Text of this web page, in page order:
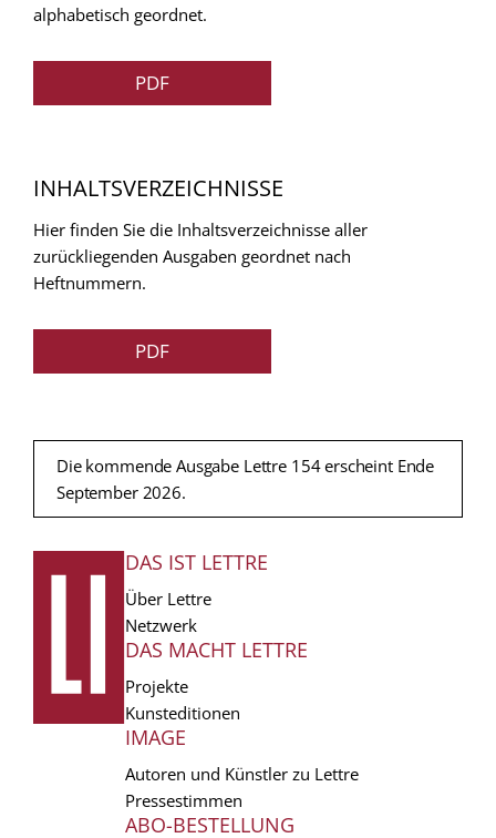
alphabetisch geordnet.
PDF
INHALTSVERZEICHNISSE
Hier finden Sie die Inhaltsverzeichnisse aller
zurückliegenden Ausgaben geordnet nach
Heftnummern.
PDF
Die kommende Ausgabe Lettre 154 erscheint Ende
September 2026.
FUSSZEILE
DAS IST LETTRE
Über Lettre
Netzwerk
DAS MACHT LETTRE
Projekte
Kunsteditionen
IMAGE
Autoren und Künstler zu Lettre
Pressestimmen
ABO-BESTELLUNG